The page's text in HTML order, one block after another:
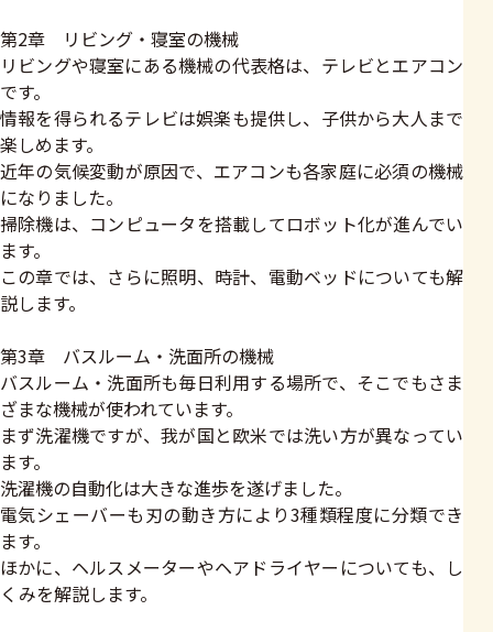
第2章 リビング・寝室の機械
リビングや寝室にある機械の代表格は、テレビとエアコン
です。
情報を得られるテレビは娯楽も提供し、子供から大人まで
楽しめます。
近年の気候変動が原因で、エアコンも各家庭に必須の機械
になりました。
掃除機は、コンピュータを搭載してロボット化が進んでい
ます。
この章では、さらに照明、時計、電動ベッドについても解
説します。
第3章 バスルーム・洗面所の機械
バスルーム・洗面所も毎日利用する場所で、そこでもさま
ざまな機械が使われています。
まず洗濯機ですが、我が国と欧米では洗い方が異なってい
ます。
洗濯機の自動化は大きな進歩を遂げました。
電気シェーバーも刃の動き方により3種類程度に分類でき
ます。
ほかに、ヘルスメーターやヘアドライヤーについても、し
くみを解説します。